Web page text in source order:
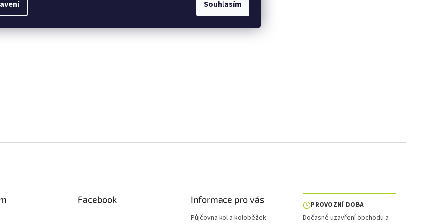
Souhlasím
Facebook Informace pro vás
Půjčovna kol a koloběžek
PROVOZNÍ DOBA
Dočasné uzavření obchodu a